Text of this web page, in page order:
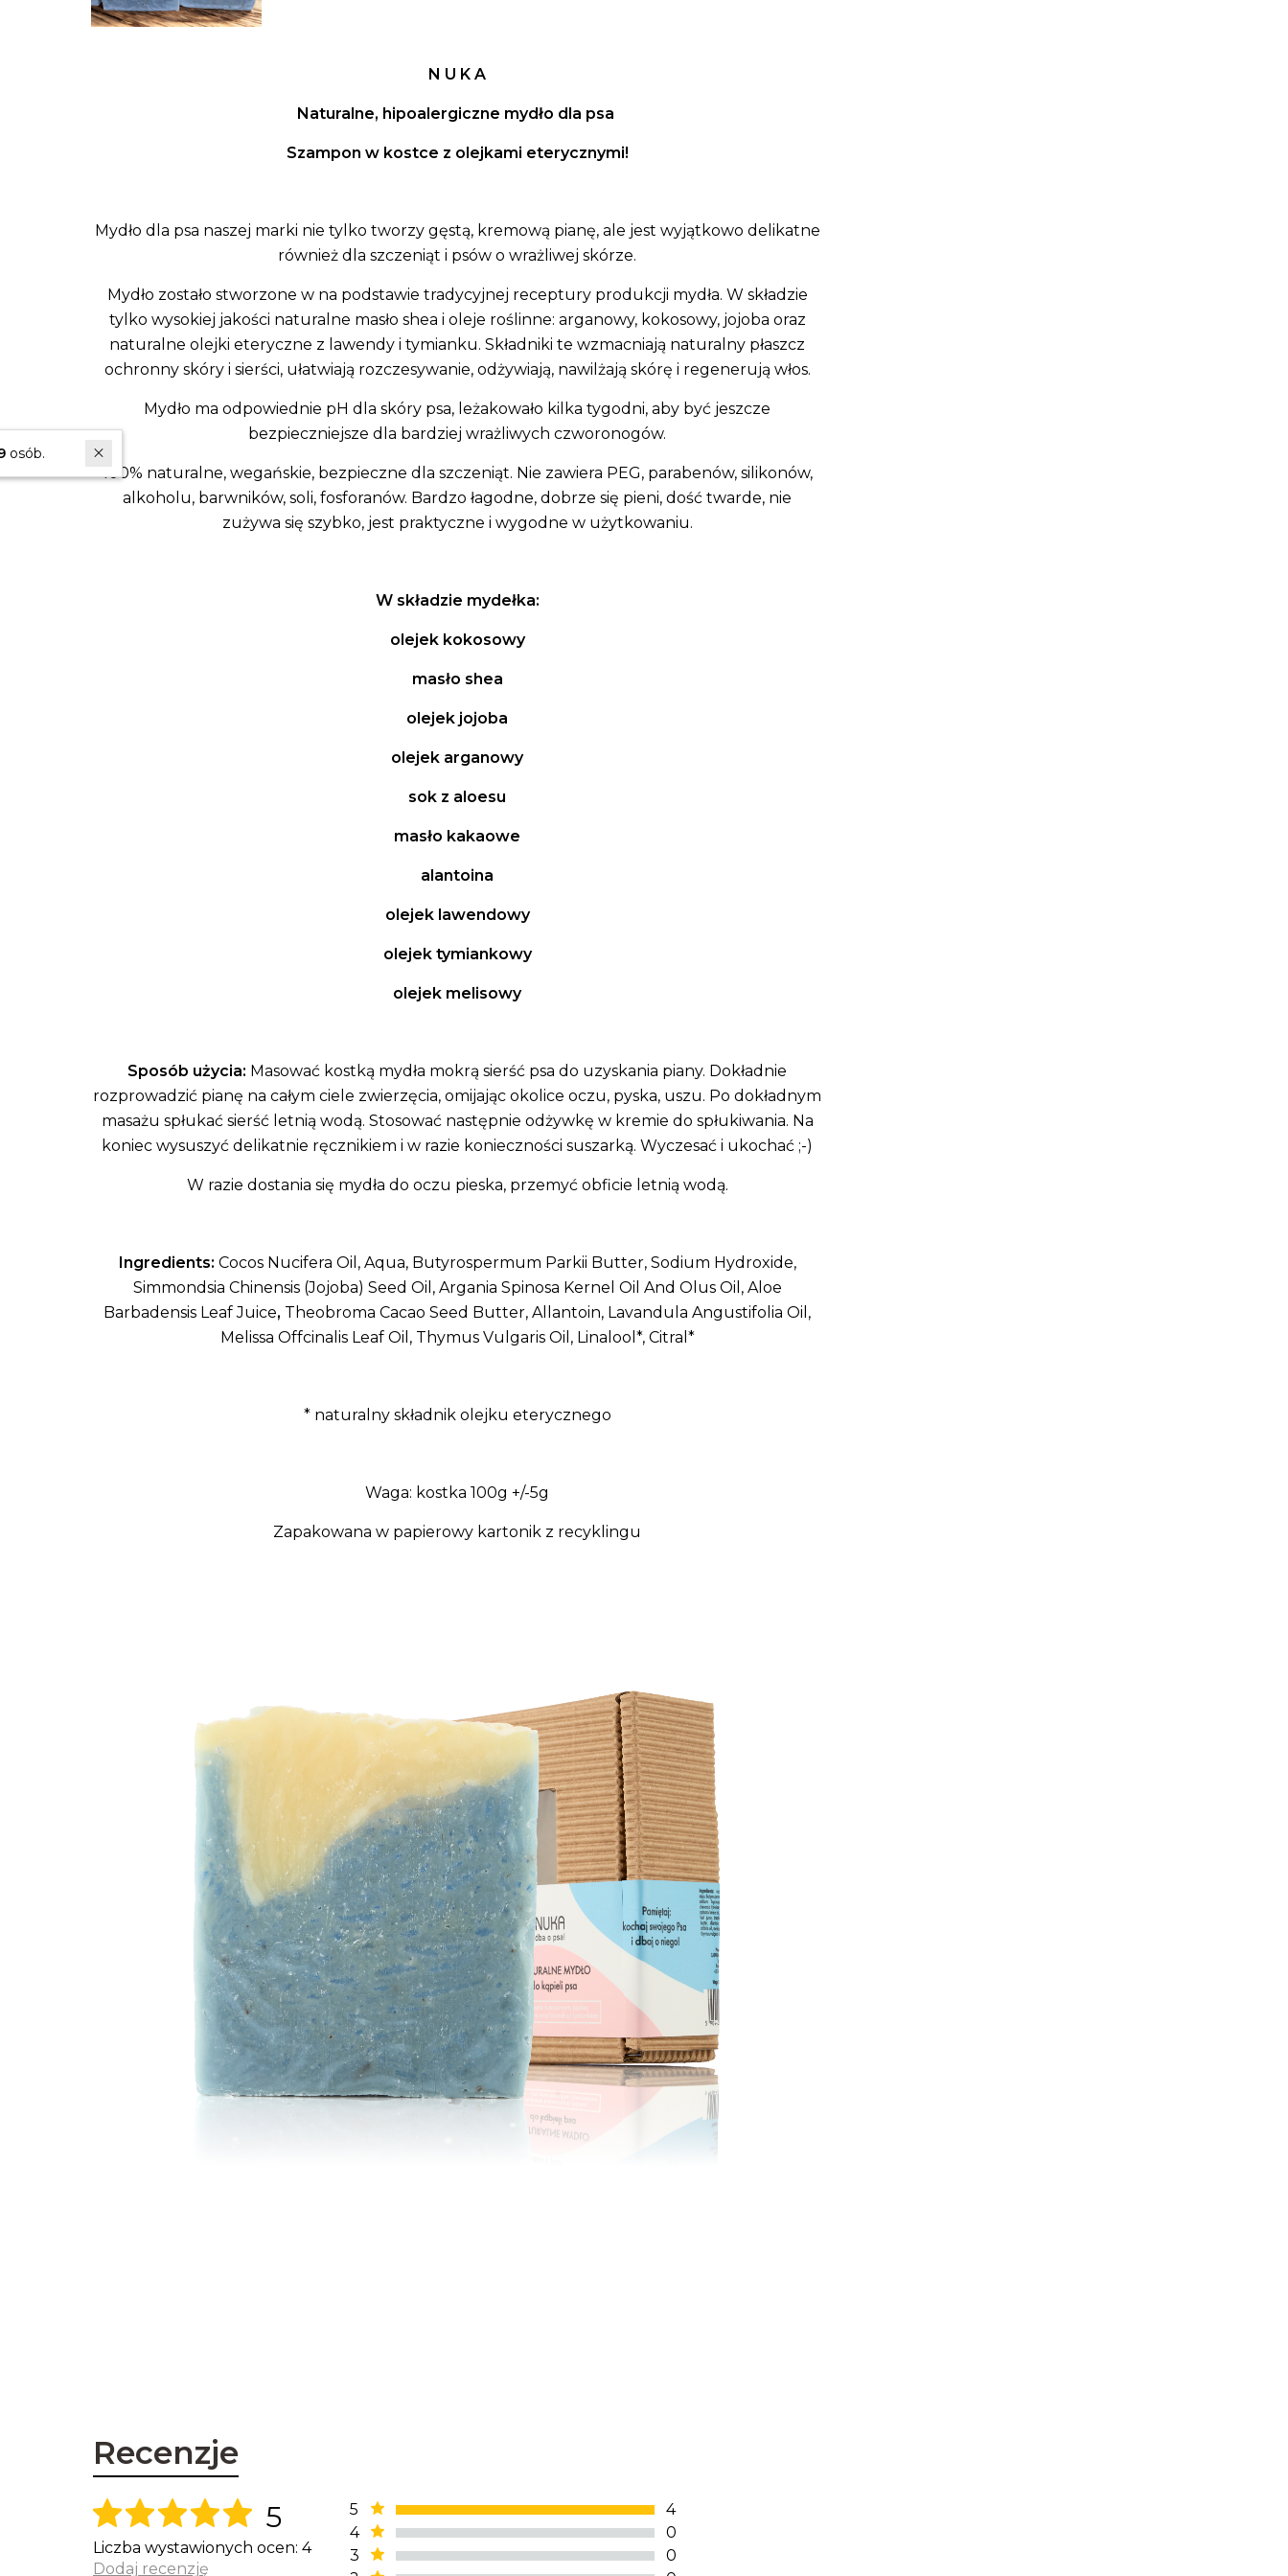
N U K A
Naturalne, hipoalergiczne mydło dla psa
Szampon w kostce z olejkami eterycznymi!
Mydło dla psa naszej marki nie tylko tworzy gęstą, kremową pianę, ale jest wyjątkowo delikatne
również dla szczeniąt i psów o wrażliwej skórze.
Mydło zostało stworzone w na podstawie tradycyjnej receptury produkcji mydła. W składzie
tylko wysokiej jakości naturalne masło shea i oleje roślinne: arganowy, kokosowy, jojoba oraz
naturalne olejki eteryczne z lawendy i tymianku. Składniki te wzmacniają naturalny płaszcz
ochronny skóry i sierści, ułatwiają rozczesywanie, odżywiają, nawilżają skórę i regenerują włos.
Mydło ma odpowiednie pH dla skóry psa, leżakowało kilka tygodni, aby być jeszcze
bezpieczniejsze dla bardziej wrażliwych czworonogów.
100% naturalne, wegańskie, bezpieczne dla szczeniąt. Nie zawiera PEG, parabenów, silikonów,
alkoholu, barwników, soli, fosforanów. Bardzo łagodne, dobrze się pieni, dość twarde, nie
zużywa się szybko, jest praktyczne i wygodne w użytkowaniu.
W składzie mydełka:
olejek kokosowy
masło shea
olejek jojoba
olejek arganowy
sok z aloesu
masło kakaowe
alantoina
olejek lawendowy
olejek tymiankowy
olejek melisowy
Sposób użycia: Masować kostką mydła mokrą sierść psa do uzyskania piany. Dokładnie
rozprowadzić pianę na całym ciele zwierzęcia, omijając okolice oczu, pyska, uszu. Po dokładnym
masażu spłukać sierść letnią wodą. Stosować następnie odżywkę w kremie do spłukiwania. Na
koniec wysuszyć delikatnie ręcznikiem i w razie konieczności suszarką. Wyczesać i ukochać ;-)
W razie dostania się mydła do oczu pieska, przemyć obficie letnią wodą.
Ingredients: Cocos Nucifera Oil, Aqua, Butyrospermum Parkii Butter, Sodium Hydroxide,
Simmondsia Chinensis (Jojoba) Seed Oil, Argania Spinosa Kernel Oil And Olus Oil, Aloe
Barbadensis Leaf Juice, Theobroma Cacao Seed Butter, Allantoin, Lavandula Angustifolia Oil,
Melissa Offcinalis Leaf Oil, Thymus Vulgaris Oil, Linalool*, Citral*
* naturalny składnik olejku eterycznego
Waga: kostka 100g +/-5g
Zapakowana w papierowy kartonik z recyklingu
Recenzje
5
Liczba wystawionych ocen: 4
Dodaj recenzję
5
4
4
0
3
0
W ostatnich 30 dniach produktem interesuje się